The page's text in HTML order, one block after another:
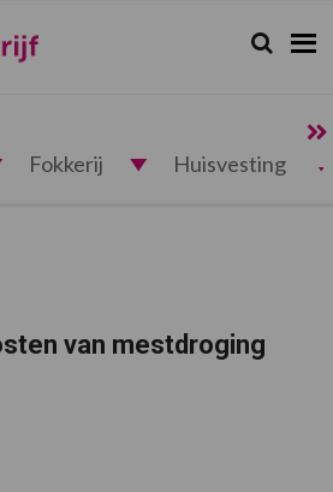
Zoeken...
Zoek
Fokkerij Huisvesting
van mestdroging